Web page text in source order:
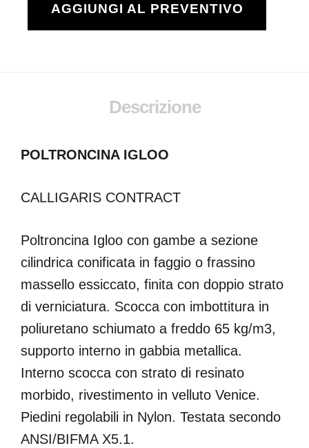
AGGIUNGI AL PREVENTIVO
Descrizione
POLTRONCINA IGLOO
CALLIGARIS CONTRACT
Poltroncina Igloo con gambe a sezione
cilindrica conificata in faggio o frassino
massello essiccato, finita con doppio strato
di verniciatura. Scocca con imbottitura in
poliuretano schiumato a freddo 65 kg/m3,
supporto interno in gabbia metallica.
Interno scocca con strato di resinato
morbido, rivestimento in velluto Venice.
Piedini regolabili in Nylon. Testata secondo
ANSI/BIFMA X5.1.